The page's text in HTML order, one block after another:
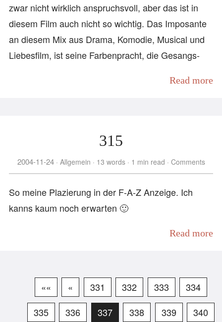
zwar nicht wirklich anspruchsvoll, aber das ist in
diesem Film auch nicht so wichtig. Das Imposante
an diesem Mix aus Drama, Komodie, Musical und
Liebesfilm, ist seine Farbenpracht, die Gesangs-
Read more
315
2004-11-24 Allgemein 13 words 1 min read Comments
So meine Plazierung in der F-A-Z Anzeige. Ich
kanns kaum noch erwarten 🙂
Read more
«« « 331 332 333
334
335
336 337 338 339 340